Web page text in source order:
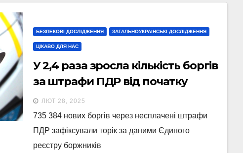
БЕЗПЕКОВІ ДОСЛІДЖЕННЯ ЗАГАЛЬНОУКРАЇНСЬКІ ДОСЛІДЖЕННЯ
ЦІКАВО ДЛЯ НАС
У 2,4 раза зросла кількість боргів
за штрафи ПДР від початку
повномасштабного вторгнення
ЛЮТ 28, 2025
735 384 нових боргів через несплачені штрафи
ПДР зафіксували торік за даними Єдиного
реєстру боржників